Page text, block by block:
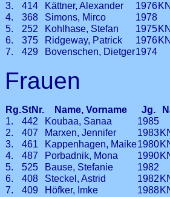
3.
414 Kättner, Alexander 1976
4.
368 Simons, Mirco 1978
5.
252 Kohlhase, Stefan 1975
6.
375 Ridgeway, Patrick 1976
7.
429 Bovenschen, Dietger1974
Frauen
Rg.StNr. Name, Vorname Jg.
1.
442 Koubaa, Sanaa 1985
2.
407 Marxen, Jennifer 1983
3.
461 Kappenhagen, Maike1980
4.
487 Porbadnik, Mona 1990
5.
525 Bause, Stefanie 1982
6.
408 Steckel, Astrid 1982
7.
409 Höfker, Imke 1988